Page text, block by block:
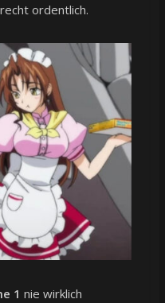
ordentlich.
1 nie wirklich